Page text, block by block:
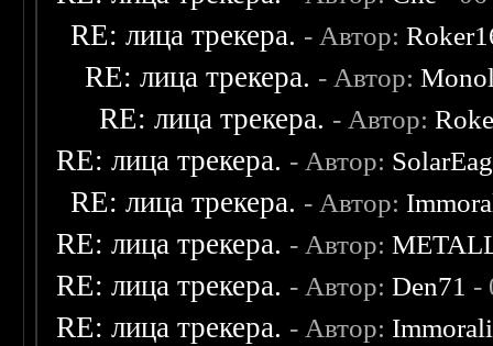
RE: лица трекера. - Автор:
RE: лица трекера. - Автор:
RE: лица трекера. - Автор:
RE: лица трекера. - Автор:
RE: лица трекера. - Автор:
RE: лица трекера. - Автор:
RE: лица трекера. - Автор:Den71 -
RE: лица трекера. - Автор: